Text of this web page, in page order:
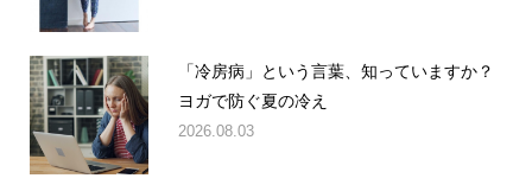
「冷房病」という言葉、知っていますか？
ヨガで防ぐ夏の冷え
2026.08.03